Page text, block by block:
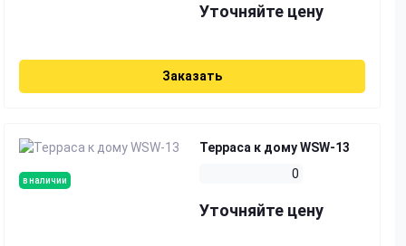
Уточняйте цену
Заказать
в наличии
Терраса к дому WSW-13
0
Уточняйте цену